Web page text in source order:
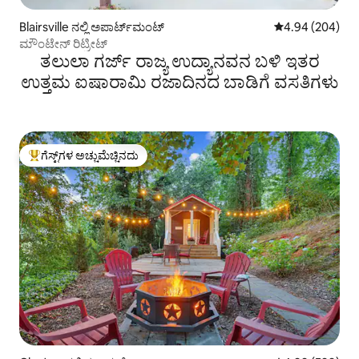
Blairsville ನಲ್ಲಿ ಅಪಾರ್ಟ್‌ಮಂಟ್ 5 ರಲ್ಲಿ 4.94
4.94 (204)
ಮೌಂಟೇನ್ ರಿಟ್ರೀಟ್
ತಲುಲಾ ಗರ್ಜ್ ರಾಜ್ಯ ಉದ್ಯಾನವನ ಬಳಿ ಇತರ
ಉತ್ತಮ ಐಷಾರಾಮಿ ರಜಾದಿನದ ಬಾಡಿಗೆ ವಸತಿಗಳು
ಗೆಸ್ಟ್‌ಗಳಿಗೆ ಅತಿ ಹೆಚ್ಚು ಅಚ್ಚುಮೆಚ್ಚಿನದು
ಗೆಸ್ಟ್‌ಗಳ ಅಚ್ಚುಮೆಚ್ಚಿನದು